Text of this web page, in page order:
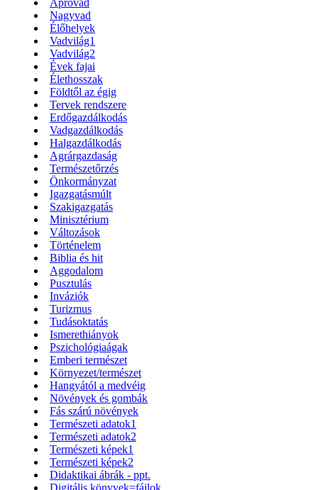
Apróvad
Nagyvad
Élőhelyek
Vadvilág1
Vadvilág2
Évek fajai
Élethosszak
Földtől az égig
Tervek rendszere
Erdőgazdálkodás
Vadgazdálkodás
Halgazdálkodás
Agrárgazdaság
Természetőrzés
Önkormányzat
Igazgatásmúlt
Szakigazgatás
Minisztérium
Változások
Történelem
Biblia és hit
Aggodalom
Pusztulás
Inváziók
Turizmus
Tudásoktatás
Ismerethiányok
Pszichológiaágak
Emberi természet
Környezet/természet
Hangyától a medvéig
Növények és gombák
Fás szárú növények
Természeti adatok1
Természeti adatok2
Természeti képek1
Természeti képek2
Didaktikai ábrák - ppt.